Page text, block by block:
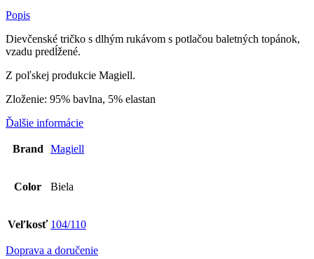
Popis
Dievčenské tričko s dlhým rukávom s potlačou baletných topánok,
vzadu predĺžené.
Z poľskej produkcie Magiell.
Zloženie: 95% bavlna, 5% elastan
Ďalšie informácie
Brand Magiell
Color Biela
Veľkosť 104/110
Doprava a doručenie